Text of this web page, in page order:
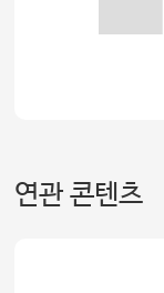
연관 콘텐츠